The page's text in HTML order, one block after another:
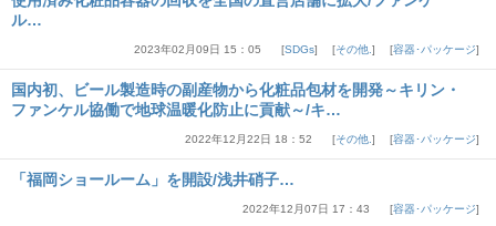
ル…
2023年02月09日 15：05 SDGs その他. 容器･パッケージ
国内初、ビール製造時の副産物から化粧品包材を開発～キリン・
ファンケル協働で地球温暖化防止に貢献～/キ…
2022年12月22日 18：52 その他. 容器･パッケージ
「福岡ショールーム」を開設/浅井硝子…
2022年12月07日 17：43 容器･パッケージ